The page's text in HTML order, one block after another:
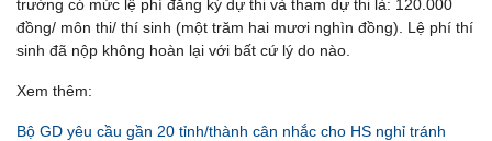
trường có mức lệ phí đăng ký dự thi và tham dự thi là: 120.000
đồng/ môn thi/ thí sinh (một trăm hai mươi nghìn đồng). Lệ phí thí
sinh đã nộp không hoàn lại với bất cứ lý do nào.
Xem thêm:
Bộ GD yêu cầu gần 20 tỉnh/thành cân nhắc cho HS nghỉ tránh